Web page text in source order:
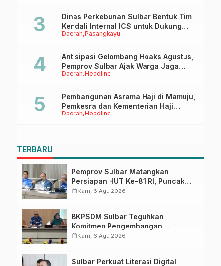
Daerah Pasangkayu
Dinas Perkebunan Sulbar Bentuk Tim
Kendali Internal ICS untuk Dukung
Sertifikasi ISPO Pekebun di
Daerah Headline
Antisipasi Gelombang Hoaks Agustus,
Pemprov Sulbar Ajak Warga Jaga
Ruang Digital
Daerah Headline
Pembangunan Asrama Haji di Mamuju,
Pemkesra dan Kementerian Haji
Sulbar Tinjau Lokasi
TERBARU
Pemprov Sulbar Matangkan
Persiapan HUT Ke-81 RI, Puncak
Upacara di Lapangan Ahmad
calendar_monthKam, 6 Agu 2026
BKPSDM Sulbar Teguhkan
Komitmen Pengembangan
Kompetensi ASN melalui
calendar_monthKam, 6 Agu 2026
Sulbar Perkuat Literasi Digital